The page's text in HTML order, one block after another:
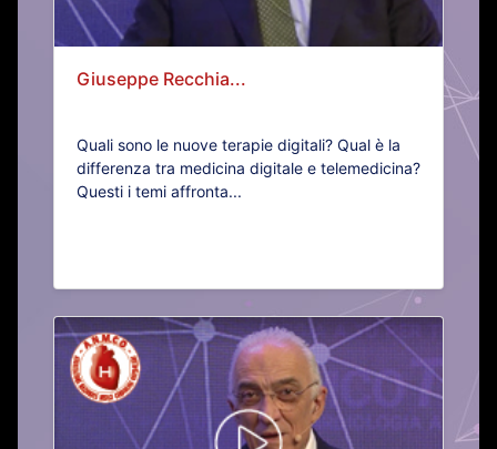
Giuseppe Recchia...
Quali sono le nuove terapie digitali? Qual è la
differenza tra medicina digitale e telemedicina?
Questi i temi affronta...